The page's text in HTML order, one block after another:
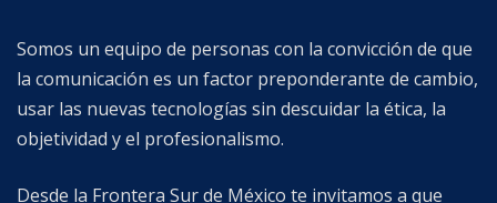
Somos un equipo de personas con la convicción de que
la comunicación es un factor preponderante de cambio,
usar las nuevas tecnologías sin descuidar la ética, la
objetividad y el profesionalismo.
Desde la Frontera Sur de México te invitamos a que